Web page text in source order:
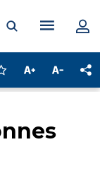
Ouvrir laMenu
Connectez-vous
Augmenter la